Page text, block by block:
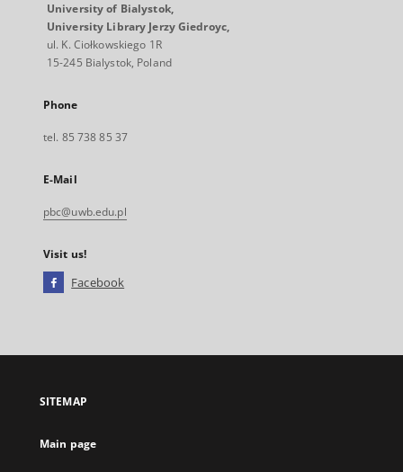
University of Bialystok,
University Library Jerzy Giedroyc,
ul. K. Ciołkowskiego 1R
15-245 Bialystok, Poland
Phone
tel. 85 738 85 37
E-Mail
pbc@uwb.edu.pl
Visit us!
Facebook
open
new
SITEMAP
Main page